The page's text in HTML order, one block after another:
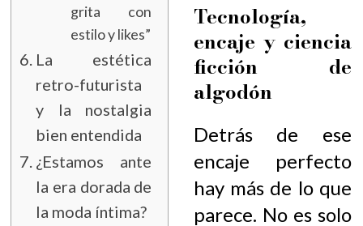
grita con
estilo y likes”
La estética
retro-futurista
y la nostalgia
bien entendida
¿Estamos ante
la era dorada de
la moda íntima?
Tecnología,
encaje y ciencia
ficción de
algodón
Detrás de ese
encaje perfecto
hay más de lo que
parece. No es solo